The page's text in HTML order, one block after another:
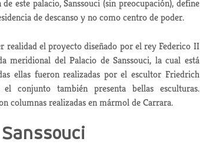
este palacio, Sanssouci (sin preocupación), define
de descanso y no como centro de poder.
realidad el proyecto diseñado por el rey Federico II
meridional del Palacio de Sanssouci, la cual está
ellas fueron realizadas por el escultor Friedrich
conjunto también presenta bellas esculturas.
columnas realizadas en mármol de Carrara.